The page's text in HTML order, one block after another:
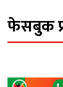
फेसबुक